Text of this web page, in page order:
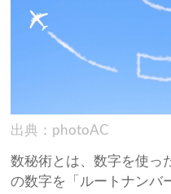
出典：photoAC
数秘術とは、数字を使っ
の数字を「ルートナンバ